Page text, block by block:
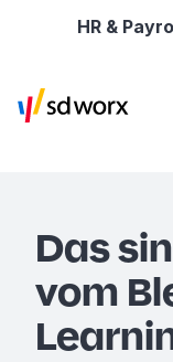
HR &
Das
vom